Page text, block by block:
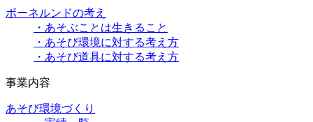
ボーネルンドの考え
・あそぶことは生きること
・あそび環境に対する考え方
・あそび道具に対する考え方
事業内容
あそび環境づくり